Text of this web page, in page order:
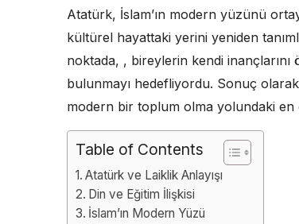
Atatürk, İslam’ın modern yüzünü
kültürel hayattaki yerini yeniden
noktada, , bireylerin kendi inançlarını
bulunmayı hedefliyordu. Sonuç
modern bir toplum olma yolundaki en
Table of Contents
Atatürk ve Laiklik Anlayışı
Din ve Eğitim İlişkisi
İslam’ın Modern Yüzü